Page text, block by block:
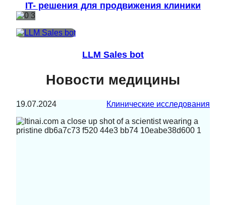
IT- решения для продвижения клиники
LLM Sales bot
Новости медицины
19.07.2024 Клинические исследования